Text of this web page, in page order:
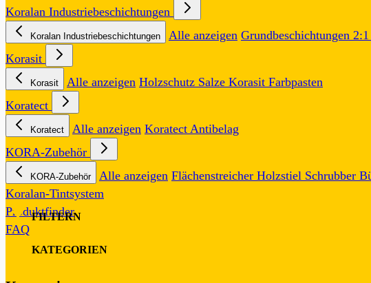
Koralan Industriebeschichtungen
Koralan Industriebeschichtungen Alle anzeigen Grundbeschichtungen
Korasit
Korasit Alle anzeigen Holzschutz Salze Korasit Farbpasten
Koratect
Koratect Alle anzeigen Koratect Antibelag
KORA-Zubehör
KORA-Zubehör Alle anzeigen Flächenstreicher Holzstiel Schrubber
Koralan-Tintsystem
Produktfinder
FAQ
FILTERN
KATEGORIEN